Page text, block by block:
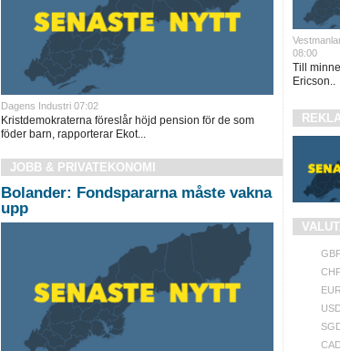
Dagens Industri 07:02
Kristdemokraterna föreslår höjd pension för de som
föder barn, rapporterar Ekot...
JOBB & PRIVATEKONOMI
Bolander: Fondspararna måste vakna
upp
08:00
Till
Ericson..
CHF
EUR